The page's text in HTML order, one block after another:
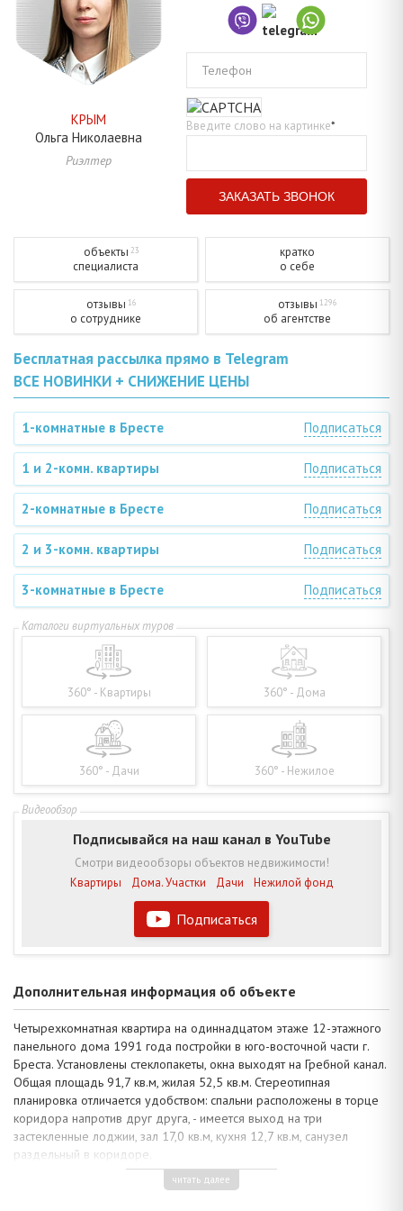
КРЫМ
Ольга Николаевна
Риэлтер
Телефон
Введите слово на картинке*
объекты 23
специалиста
кратко
о себе
отзывы 16
о сотруднике
отзывы 1296
об агентстве
Бесплатная рассылка прямо в Telegram
ВСЕ НОВИНКИ + СНИЖЕНИЕ ЦЕНЫ
1-комнатные в Бресте Подписаться
1 и 2-комн. квартиры Подписаться
2-комнатные в Бресте Подписаться
2 и 3-комн. квартиры Подписаться
3-комнатные в Бресте Подписаться
360° - Квартиры 360° - Дома
360° - Дачи 360° - Нежилое
Подписаться
Подписывайся на наш канал в YouTube
Смотри видеообзоры объектов недвижимости!
Квартиры
Дома. Участки Дачи Нежилой фонд
Дополнительная информация об объекте
Четырехкомнатная квартира на одиннадцатом этаже 12-этажного
панельного дома 1991 года постройки в юго-восточной части г.
Бреста. Установлены стеклопакеты, окна выходят на Гребной канал.
Общая площадь 91,7 кв.м, жилая 52,5 кв.м. Стереотипная
планировка отличается удобством: спальни расположены в торце
коридора напротив друг друга, - имеется выход на три
застекленные лоджии, зал 17,0 кв.м, кухня 12,7 кв.м, санузел
раздельный в коридоре.
Квартира с хорошим ремонтом расположена на две стороны
читать далее